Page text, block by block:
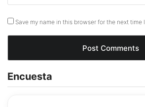
Save my name in this browser for the next time
Encuesta